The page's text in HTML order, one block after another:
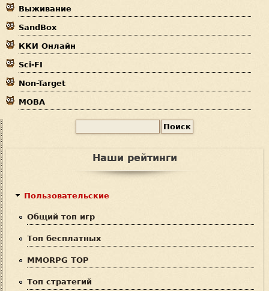
е
с
ь
Выживание
SandBox
ККИ Онлайн
Sci-FI
Non-Target
MOBA
Наши рейтинги
Пользовательские
Общий топ игр
Топ бесплатных
MMORPG TOP
Топ стратегий